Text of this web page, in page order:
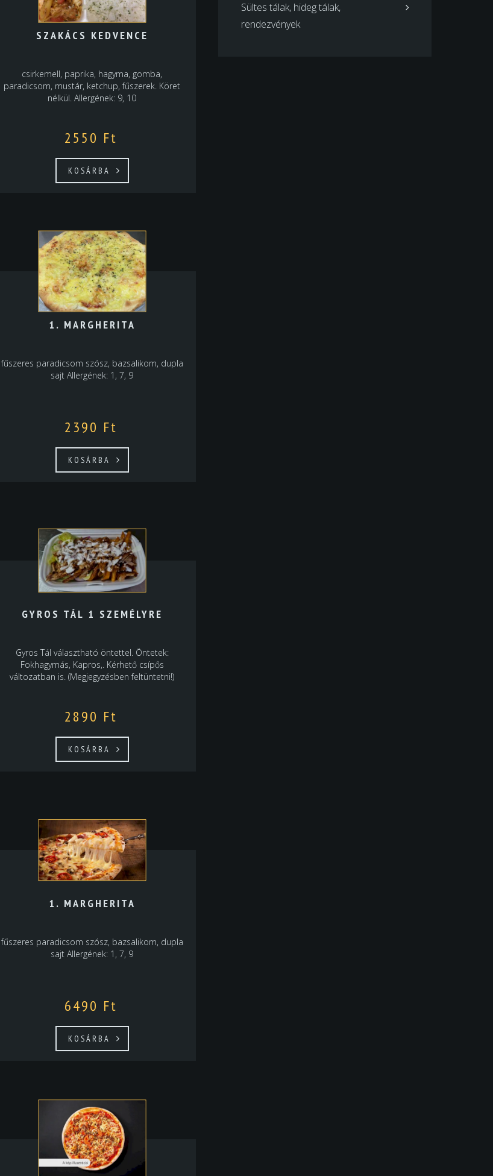
SZAKÁCS KEDVENCE
csirkemell, paprika, hagyma, gomba,
paradicsom, mustár, ketchup, fűszerek. Köret
nélkül. Allergének: 9, 10
2550 Ft
KOSÁRBA
1. MARGHERITA
fűszeres paradicsom szósz, bazsalikom, dupla
sajt Allergének: 1, 7, 9
2390 Ft
KOSÁRBA
GYROS TÁL 1 SZEMÉLYRE
Gyros Tál választható öntettel. Öntetek:
Fokhagymás, Kapros,. Kérhető csípős
változatban is. (Megjegyzésben feltüntetni!)
2890 Ft
KOSÁRBA
1. MARGHERITA
fűszeres paradicsom szósz, bazsalikom, dupla
sajt Allergének: 1, 7, 9
6490 Ft
KOSÁRBA
Sültes tálak, hideg tálak,
rendezvények